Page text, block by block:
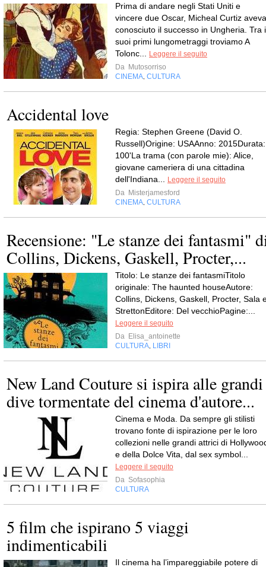
Prima di andare negli Stati Uniti e
vincere due Oscar, Micheal Curtiz aveva
conosciuto il successo in Ungheria. Tra i
suoi primi lungometraggi troviamo A
Tolonc...
Leggere il seguito
Da Mutosorriso
CINEMA CULTURA
Accidental love
Regia: Stephen Greene (David O.
Russell)Origine: USAAnno: 2015Durata:
100'La trama (con parole mie): Alice,
giovane cameriera di una cittadina
dell'Indiana...
Leggere il seguito
Da Misterjamesford
CINEMA CULTURA
Recensione: "Le stanze dei fantasmi"
Collins, Dickens, Gaskell, Procter,...
Titolo: Le stanze dei fantasmiTitolo
originale: The haunted houseAutore:
Collins, Dickens, Gaskell, Procter, Sala
StrettonEditore: Del vecchioPagine:...
Leggere il seguito
Da Elisa_antoinette
CULTURA LIBRI
New Land Couture si ispira alle grandi
dive tormentate del cinema d'autore...
Cinema e Moda. Da sempre gli stilisti
trovano fonte di ispirazione per le loro
collezioni nelle grandi attrici di
e della Dolce Vita, dal sex symbol...
Leggere il seguito
Da Sofasophia
CULTURA
5 film che ispirano 5 viaggi
indimenticabili
Il cinema ha l’impareggiabile potere di